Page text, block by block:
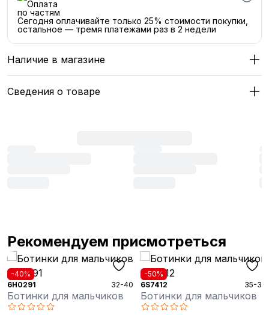
Сегодня оплачивайте только 25% стоимости покупки,
остальное — тремя платежами раз в 2 недели
Наличие в магазине
Сведения о товаре
Рекомендуем присмотреться
для мальчиков
-50%
6S7412
Ботинки для мальчиков
-40%